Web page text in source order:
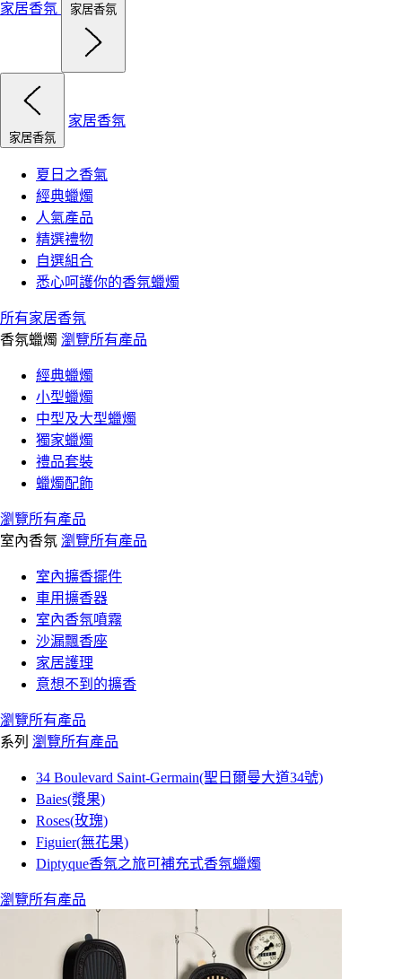
家居香氛
家居香氛
家居香氛
家居香氛
夏日之香氣
經典蠟燭
人氣產品
精選禮物
自選組合
悉心呵護你的香氛蠟燭
所有家居香氛
香氛蠟燭 瀏覽所有產品
經典蠟燭
小型蠟燭
中型及大型蠟燭
獨家蠟燭
禮品套裝
蠟燭配飾
瀏覽所有產品
室內香氛 瀏覽所有產品
室內擴香擺件
車用擴香器
室內香氛噴霧
沙漏飄香座
家居護理
意想不到的擴香
瀏覽所有產品
系列 瀏覽所有產品
34 Boulevard Saint-Germain(聖日爾曼大道34號)
Baies(漿果)
Roses(玫瑰)
Figuier(無花果)
Diptyque香氛之旅可補充式香氛蠟燭
瀏覽所有產品